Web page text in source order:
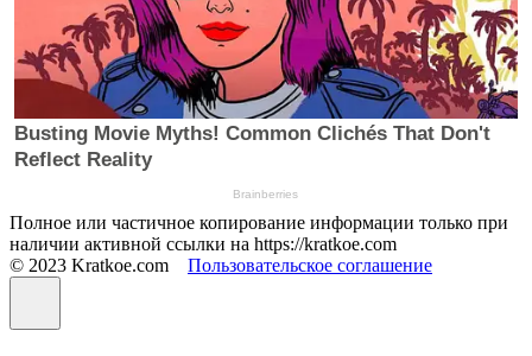
Полное или частичное копирование информации только при
наличии активной ссылки на https://kratkoe.com
© 2023 Kratkoe.com Пользовательское соглашение